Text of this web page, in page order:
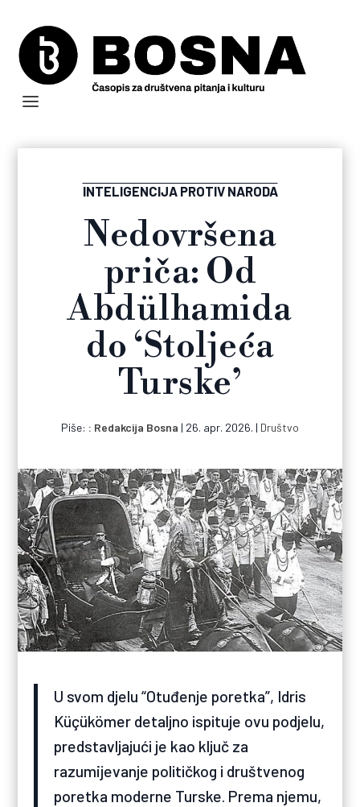
INTELIGENCIJA PROTIV NARODA
Nedovršena
priča: Od
Abdülhamida
do ‘Stoljeća
Turske’
Piše: Redakcija Bosna | 26. apr. 2026. | Društvo
U svom djelu “Otuđenje poretka”, Idris
Küçükömer detaljno ispituje ovu podjelu,
predstavljajući je kao ključ za
razumijevanje političkog i društvenog
poretka moderne Turske. Prema njemu,